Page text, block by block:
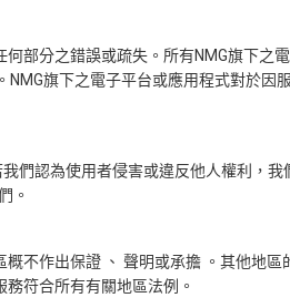
部分之錯誤或疏失。所有NMG旗下之
旗下之電子平台或應用程式對於
認為使用者侵害或違反他人權利，
。
不作出保證 、 聲明或承擔 。其他地
符合所有有關地區法例。